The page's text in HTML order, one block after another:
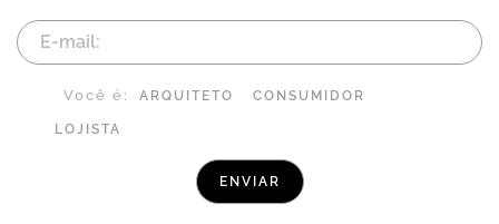
Você é: ARQUITETO CONSUMIDOR
LOJISTA